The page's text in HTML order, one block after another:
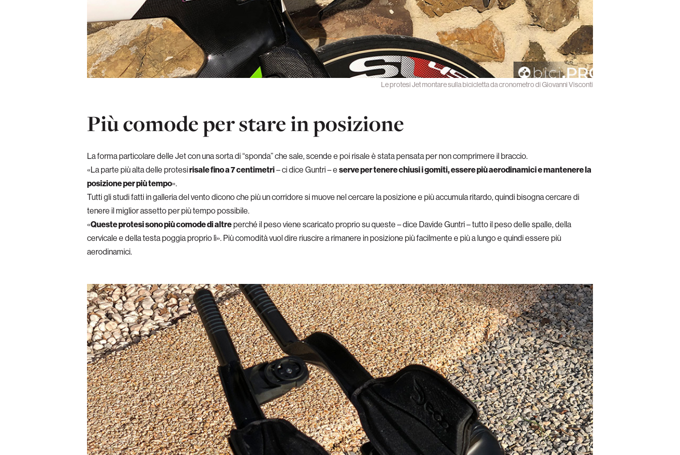
Le protesi Jet montare sulla bicicletta da cronometro di Giovanni Visconti
Più comode per stare in posizione
La forma particolare delle Jet con una sorta di “sponda” che sale, scende e poi risale è stata pensata per non comprimere il braccio.
«La parte più alta delle protesirisale fino a 7 centimetri– ci dice Guntri – e serve per tenere chiusi i gomiti, essere più aerodinamici e mantenere la
posizione per più tempo».
Tutti gli studi fatti in galleria del vento dicono che più un corridore si muove nel cercare la posizione e più accumula ritardo, quindi bisogna cercare di
tenere il miglior assetto per più tempo possibile.
«Queste protesi sono più comode di altreperché il peso viene scaricato proprio su queste – dice Davide Guntri – tutto il peso delle spalle, della
cervicale e della testa poggia proprio lì». Più comodità vuol dire riuscire a rimanere in posizione più facilmente e più a lungo e quindi essere più
aerodinamici.